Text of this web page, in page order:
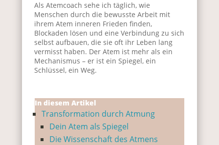
Als Atemcoach sehe ich täglich, wie
Menschen durch die bewusste Arbeit mit
ihrem Atem inneren Frieden finden,
Blockaden lösen und eine Verbindung zu sich
selbst aufbauen, die sie oft ihr Leben lang
vermisst haben. Der Atem ist mehr als ein
Mechanismus – er ist ein Spiegel, ein
Schlüssel, ein Weg.
In diesem Artikel
Transformation durch Atmung
Dein Atem als Spiegel
Die Wissenschaft des Atmens